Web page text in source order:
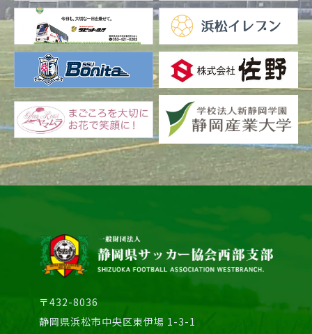
〒432-8036
静岡県浜松市中央区東伊場 1-3-1